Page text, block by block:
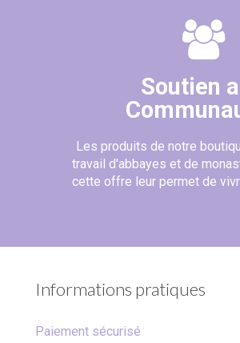
Soutien
Les produits de notre
travail d'abbayes et de
cette offre leur permet de
Informations pratiques
Paiement sécurisé